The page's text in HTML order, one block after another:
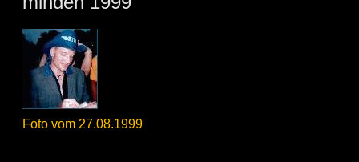
Foto vom 27.08.1999